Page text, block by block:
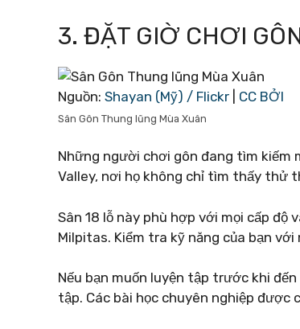
3. ĐẶT GIỜ CHƠI
Nguồn: Shayan (Mỹ) / Flickr CC BỞI
Sân Gôn Thung lũng Mùa Xuân
Những người chơi gôn đang tìm kiếm
Valley, nơi họ không chỉ tìm thấy thử
Sân 18 lỗ này phù hợp với mọi cấp độ
Milpitas. Kiểm tra kỹ năng của bạn
Nếu bạn muốn luyện tập trước khi
tập. Các bài học chuyên nghiệp được